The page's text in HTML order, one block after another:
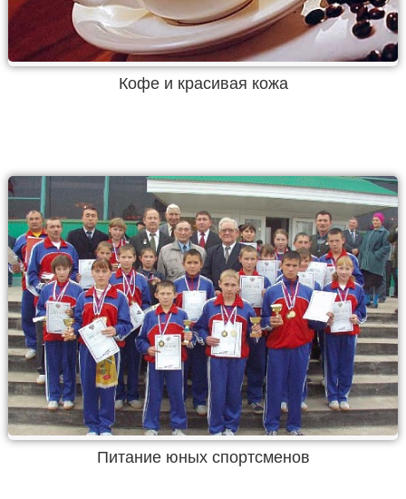
Кофе и красивая кожа
Питание юных спортсменов